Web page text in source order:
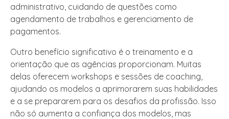
administrativo, cuidando de questões como
agendamento de trabalhos e gerenciamento de
pagamentos.
Outro benefício significativo é o treinamento e a
orientação que as agências proporcionam. Muitas
delas oferecem workshops e sessões de coaching,
ajudando os modelos a aprimorarem suas habilidades
e a se prepararem para os desafios da profissão. Isso
não só aumenta a confiança dos modelos, mas